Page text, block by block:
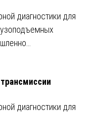
диагностики для
диагностики для